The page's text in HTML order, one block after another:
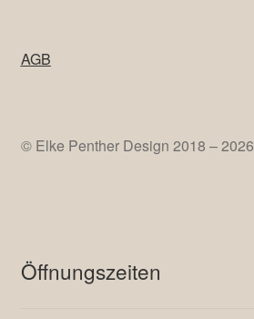
AGB
© Elke Penther Design 2018 – 2026
Öffnungszeiten